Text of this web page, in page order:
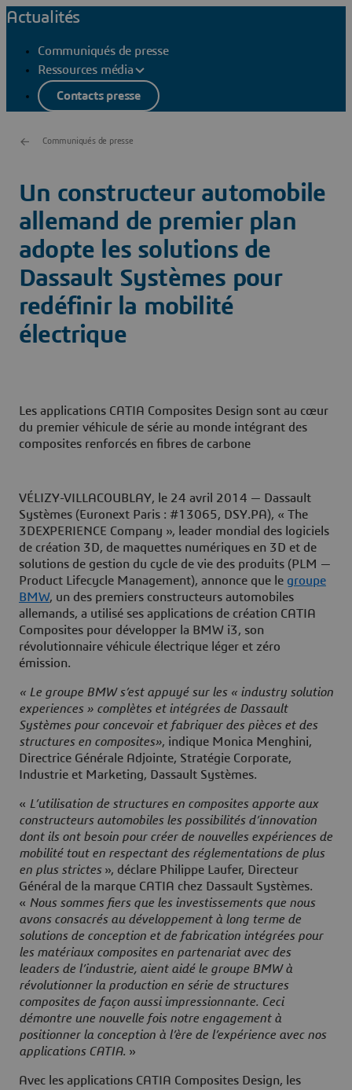
Actualités
Communiqués de presse
Ressources média
Contacts presse
Communiqués de presse
Un constructeur automobile
allemand de premier plan
adopte les solutions de
Dassault Systèmes pour
redéfinir la mobilité
électrique
Les applications CATIA Composites Design sont au cœur
du premier véhicule de série au monde intégrant des
composites renforcés en fibres de carbone
VÉLIZY-VILLACOUBLAY, le 24 avril 2014 — Dassault
Systèmes (Euronext Paris : #13065, DSY.PA), « The
3DEXPERIENCE Company », leader mondial des logiciels
de création 3D, de maquettes numériques en 3D et de
solutions de gestion du cycle de vie des produits (PLM —
Product Lifecycle Management), annonce que le groupe
BMW, un des premiers constructeurs automobiles
allemands, a utilisé ses applications de création CATIA
Composites pour développer la BMW i3, son
révolutionnaire véhicule électrique léger et zéro
émission.
« Le groupe BMW s’est appuyé sur les « industry solution
experiences » complètes et intégrées de Dassault
Systèmes pour concevoir et fabriquer des pièces et des
structures en composites», indique Monica Menghini,
Directrice Générale Adjointe, Stratégie Corporate,
Industrie et Marketing, Dassault Systèmes.
« L’utilisation de structures en composites apporte aux
constructeurs automobiles les possibilités d’innovation
dont ils ont besoin pour créer de nouvelles expériences de
mobilité tout en respectant des réglementations de plus
en plus strictes», déclare Philippe Laufer, Directeur
Général de la marque CATIA chez Dassault Systèmes.
« Nous sommes fiers que les investissements que nous
avons consacrés au développement à long terme de
solutions de conception et de fabrication intégrées pour
les matériaux composites en partenariat avec des
leaders de l’industrie, aient aidé le groupe BMW à
révolutionner la production en série de structures
composites de façon aussi impressionnante. Ceci
démontre une nouvelle fois notre engagement à
positionner la conception à l’ère de l’expérience avec nos
applications CATIA. »
Avec les applications CATIA Composites Design, les